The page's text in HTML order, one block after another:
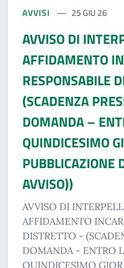
AVVISI 25 GIU 26
AVVISO DI
AFFIDAMENTO
RESPONSABILE
(SCADENZA
DOMANDA –
QUINDICESIMO
PUBBLICAZIONE
AVVISO))
AVVISO DI
AFFIDAMENTO
DISTRETTO -
DOMANDA - ENTRO
QUINDICESIMO